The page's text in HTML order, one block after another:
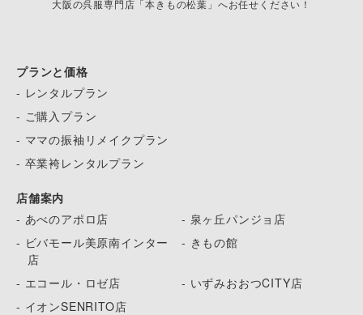
大阪の呉服専門店「本きもの松葉」へお任せください！
プランと価格
- レンタルプラン
- ご購入プラン
- ママの振袖リメイクプラン
- 卒業袴レンタルプラン
店舗案内
- あべのアポロ店
- 泉ヶ丘パンジョ店
- ビバモール美原南インター
店
- きもの館
- エコール・ロゼ店
- いずみおおつCITY店
- イオンSENRITO店